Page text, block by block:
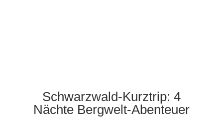
Schwarzwald-Kurztrip: 4
Nächte Bergwelt-Abenteuer